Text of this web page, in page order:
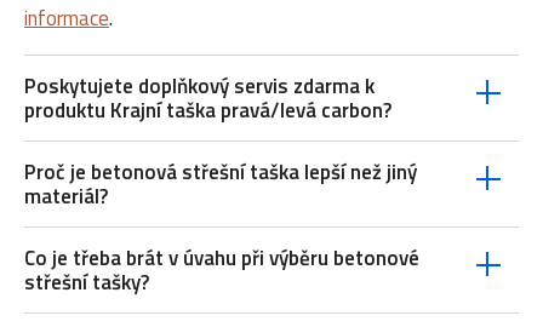
informace.
Poskytujete doplňkový servis zdarma k
produktu Krajní taška pravá/levá carbon?
Proč je betonová střešní taška lepší než jiný
materiál?
Co je třeba brát v úvahu při výběru betonové
střešní tašky?